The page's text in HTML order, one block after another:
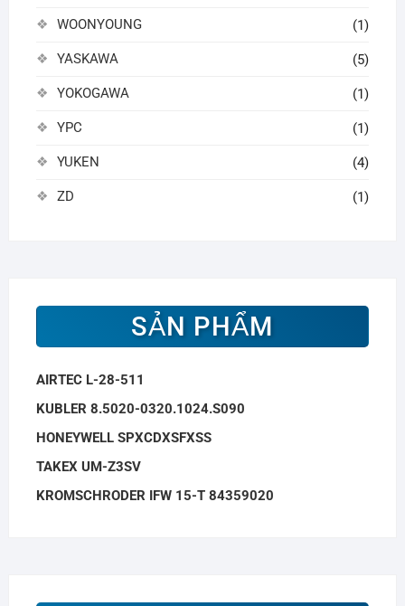
WOONYOUNG (1)
YASKAWA (5)
YOKOGAWA (1)
YPC (1)
YUKEN (4)
ZD (1)
SẢN PHẨM
AIRTEC L-28-511
KUBLER 8.5020-0320.1024.S090
HONEYWELL SPXCDXSFXSS
TAKEX UM-Z3SV
KROMSCHRODER IFW 15-T 84359020